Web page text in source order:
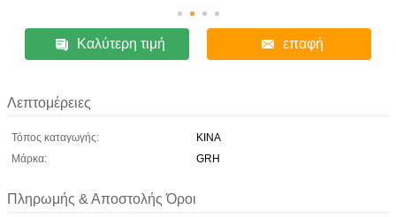
Καλύτερη τιμή επαφή
Λεπτομέρειες
Τόπος καταγωγής:
ΚΙΝΑ
Μάρκα:
GRH
Πληρωμής & Αποστολής Όροι